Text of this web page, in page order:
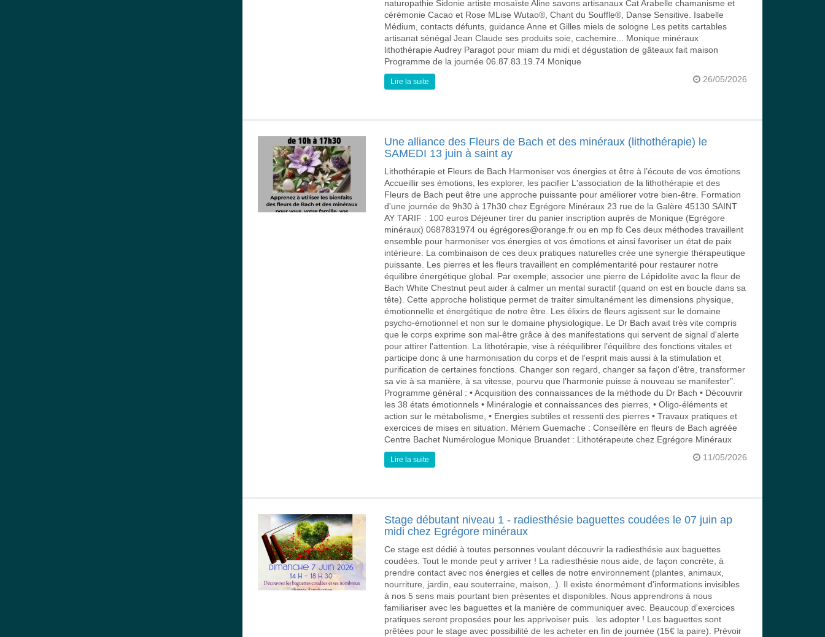
naturopathie Sidonie artiste mosaïste Aline savons artisanaux Cat Arabelle chamanisme et
cérémonie Cacao et Rose MLise Wutao®, Chant du Souffle®, Danse Sensitive. Isabelle
Médium, contacts défunts, guidance Anne et Gilles miels de sologne Les petits cartables
artisanat sénégal Jean Claude ses produits soie, cachemire... Monique minéraux
lithothérapie Audrey Paragot pour miam du midi et dégustation de gâteaux fait maison
Programme de la journée 06.87.83.19.74 Monique
26/05/2026
Lire la suite
Une alliance des Fleurs de Bach et des minéraux (lithothérapie) le
SAMEDI 13 juin à saint ay
Lithothérapie et Fleurs de Bach Harmoniser vos énergies et être à l’écoute de vos émotions
Accueillir ses émotions, les explorer, les pacifier L'association de la lithothérapie et des
Fleurs de Bach peut être une approche puissante pour améliorer votre bien-être. Formation
d'une journée de 9h30 à 17h30 chez Egrégore Minéraux 23 rue de la Galère 45130 SAINT
AY TARIF : 100 euros Déjeuner tirer du panier inscription auprès de Monique (Egrégore
minéraux) 0687831974 ou égrégores@orange.fr ou en mp fb Ces deux méthodes travaillent
ensemble pour harmoniser vos énergies et vos émotions et ainsi favoriser un état de paix
intérieure. La combinaison de ces deux pratiques naturelles crée une synergie thérapeutique
puissante. Les pierres et les fleurs travaillent en complémentarité pour restaurer notre
équilibre énergétique global. Par exemple, associer une pierre de Lépidolite avec la fleur de
Bach White Chestnut peut aider à calmer un mental suractif (quand on est en boucle dans sa
tête). Cette approche holistique permet de traiter simultanément les dimensions physique,
émotionnelle et énergétique de notre être. Les élixirs de fleurs agissent sur le domaine
psycho-émotionnel et non sur le domaine physiologique. Le Dr Bach avait très vite compris
que le corps exprime son mal-être grâce à des manifestations qui servent de signal d'alerte
pour attirer l'attention. La lithotérapie, vise à rééquilibrer l’équilibre des fonctions vitales et
participe donc à une harmonisation du corps et de l’esprit mais aussi à la stimulation et
purification de certaines fonctions. Changer son regard, changer sa façon d'être, transformer
sa vie à sa manière, à sa vitesse, pourvu que l'harmonie puisse à nouveau se manifester".
Programme général : • Acquisition des connaissances de la méthode du Dr Bach • Découvrir
les 38 états émotionnels • Minéralogie et connaissances des pierres, • Oligo-éléments et
action sur le métabolisme, • Energies subtiles et ressenti des pierres • Travaux pratiques et
exercices de mises en situation. Mériem Guemache : Conseillère en fleurs de Bach agréée
Centre Bachet Numérologue Monique Bruandet : Lithotérapeute chez Egrégore Minéraux
11/05/2026
Lire la suite
Stage débutant niveau 1 - radiesthésie baguettes coudées le 07 juin ap
midi chez Egrégore minéraux
Ce stage est dédié à toutes personnes voulant découvrir la radiesthésie aux baguettes
coudées. Tout le monde peut y arriver ! La radiesthésie nous aide, de façon concrète, à
prendre contact avec nos énergies et celles de notre environnement (plantes, animaux,
nourriture, jardin, eau souterraine, maison,..). Il existe énormément d'informations invisibles
à nos 5 sens mais pourtant bien présentes et disponibles. Nous apprendrons à nous
familiariser avec les baguettes et la manière de communiquer avec. Beaucoup d'exercices
pratiques seront proposées pour les apprivoiser puis.. les adopter ! Les baguettes sont
prêtées pour le stage avec possibilité de les acheter en fin de journée (15€ la paire). Prévoir